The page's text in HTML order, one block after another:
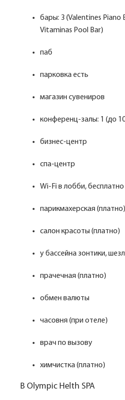
бары: 3 (Valentines Piano
Vitaminas Pool Bar)
паб
парковка есть
магазин сувениров
конференц-залы: 1 (до
бизнес-центр
спа-центр
Wi-Fi в лобби, бесплатно
парикмахерская (платно)
салон красоты (платно)
у бассейна зонтики,
прачечная (платно)
обмен валюты
часовня (при отеле)
врач по вызову
химчистка (платно)
В Olympic Helth SPA